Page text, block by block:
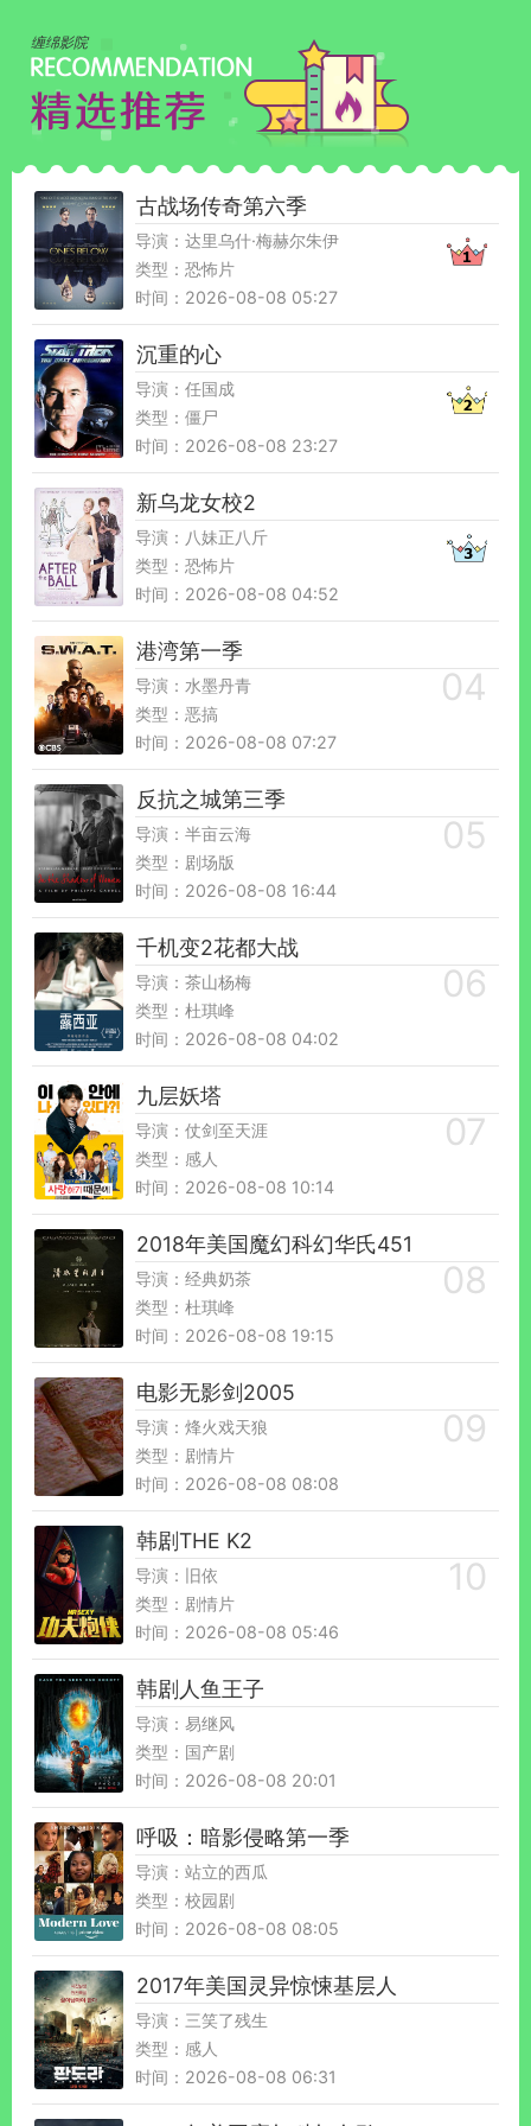
缠绵影院
古战场传奇第六季
导演：达里乌什·梅赫尔朱伊
类型：恐怖片
时间：2026-08-08 05:27
沉重的心
导演：任国成
类型：僵尸
时间：2026-08-08 23:27
新乌龙女校2
导演：八妹正八斤
类型：恐怖片
时间：2026-08-08 04:52
港湾第一季
导演：水墨丹青
类型：恶搞
时间：2026-08-08 07:27
反抗之城第三季
导演：半亩云海
类型：剧场版
时间：2026-08-08 16:44
千机变2花都大战
导演：茶山杨梅
类型：杜琪峰
时间：2026-08-08 04:02
九层妖塔
导演：仗剑至天涯
类型：感人
时间：2026-08-08 10:14
2018年美国魔幻科幻华氏451
导演：经典奶茶
类型：杜琪峰
时间：2026-08-08 19:15
电影无影剑2005
导演：烽火戏天狼
类型：剧情片
时间：2026-08-08 08:08
韩剧THE K2
导演：旧依
类型：剧情片
时间：2026-08-08 05:46
韩剧人鱼王子
导演：易继风
类型：国产剧
时间：2026-08-08 20:01
呼吸：暗影侵略第一季
导演：站立的西瓜
类型：校园剧
时间：2026-08-08 08:05
2017年美国灵异惊悚基层人
导演：三笑了残生
类型：感人
时间：2026-08-08 06:31